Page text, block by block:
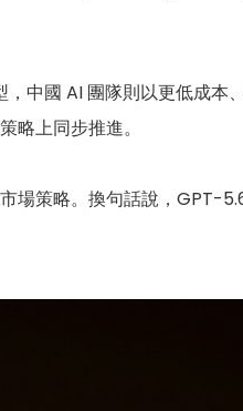
國 AI 團隊則以更低成本
略上同步推進。
策略。換句話說，GPT-